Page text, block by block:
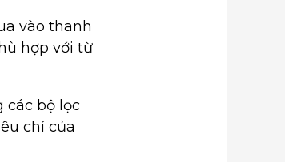
vào thanh
hợp với từ
các bộ lọc
chí của